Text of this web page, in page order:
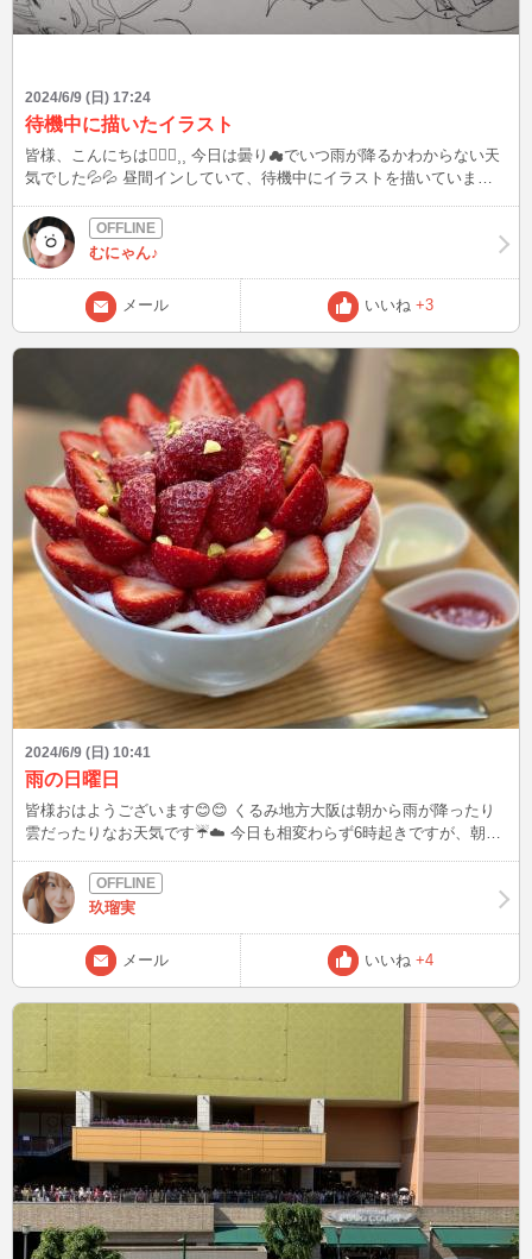
ファッションして、待ち合わせしてなど、リクエストOK☆ 最後まで
2024/6/9 (日) 17:24
待機中に描いたイラスト
皆様、こんにちは🙇🏻‍♀️⸒⸒ 今日は曇り☁でいつ雨が降るかわからない天
気でした💦💦 昼間インしていて、待機中にイラストを描いていまし
滅の刃の甘露寺蜜璃、胡蝶しのぶ、 竈門禰豆子を描いて見ました
☺️⸝⸝ しのぶと禰豆子は、くら寿司で貰った下敷きを参考に、蜜璃は
何も見ないで描いて見ました😅😅 こんなイラスト描けますか？？と
か あったら、チャットの中でもメールでも 良いのでリクエストあり
ましたら描いて見ます😊😊 昼間、仲良しさんと久しぶりにお話出来
て楽しかったです。ありがとうございます(❁ᴗ͈ˬᴗ͈) 夜もどこかでイン出
来たらいるかもしれませんので、見かけましたらお話して下さると嬉
むにゃん♪
メール いいね +3
2024/6/9 (日) 10:41
雨の日曜日
皆様おはようございます😊😊 くるみ地方大阪は朝から雨が降ったり
雲だったりなお天気です☔️☁️ 今日も相変わらず6時起きですが、朝食
まま寝たしお天気のせいもあるのか…少し頭痛い😂😂 今日は身体を
ゆっくり休める日と決めたので、簡単にはお部屋の掃除はするけどゆ
っくり過ごしたいと思います☺️☺️ そんなんこんなで、先日のかき氷
しかった😍😍 苺🍓の季節も終盤、こんな綺麗な苺のかき氷が食べら
れて嬉しかったなぁ〜しかも山盛りいちご🍓🍓 雨の週末、梅雨入り
🐸☔も間近かな？
玖瑠実
メール いいね +4